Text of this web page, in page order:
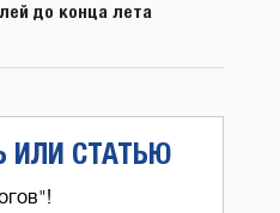
до конца лета
ИЛИ СТАТЬЮ